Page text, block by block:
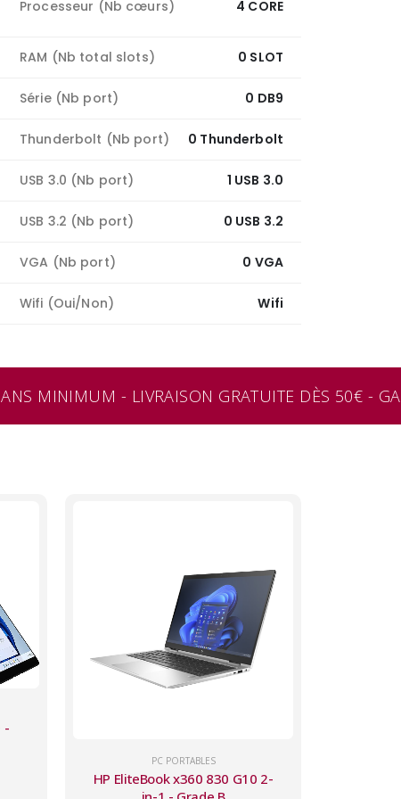
Processeur (Nb cœurs) 4 CORE
RAM (Nb total slots) 0 SLOT
Série (Nb port) 0 DB9
Thunderbolt (Nb port) 0 Thunderbolt
USB 3.0 (Nb port) 1 USB 3.0
USB 3.2 (Nb port) 0 USB 3.2
VGA (Nb port) 0 VGA
Wifi (Oui/Non) Wifi
- LIVRAISON GRATUITE DÈS 50€ -
-
PC PORTABLES
HP EliteBook x360 830 G10 2-